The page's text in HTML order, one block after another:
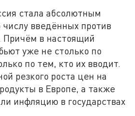
стала абсолютным
введённых против
Причём в настоящий
уже не столько по
по тем, кто их вводит.
резкого роста цен на
в Европе, а также
инфляцию в государствах